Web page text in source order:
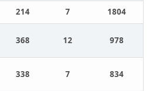
214 7 1804
368 12 978
338 7 834